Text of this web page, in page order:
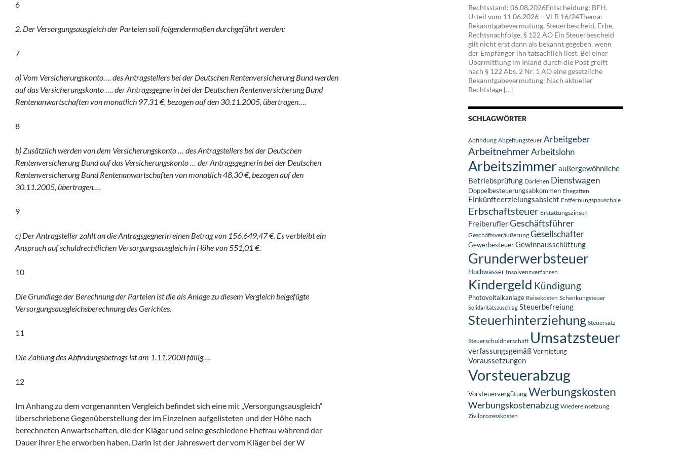
6
2. Der Versorgungsausgleich der Parteien soll folgendermaßen durchgeführt werden:
7
a) Vom Versicherungskonto…. des Antragstellers bei der Deutschen Rentenversicherung Bund werden
auf das Versicherungskonto …. der Antragsgegnerin bei der Deutschen Rentenversicherung Bund
Rentenanwartschaften von monatlich 97,31 €, bezogen auf den 30.11.2005, übertragen….
8
b) Zusätzlich werden von dem Versicherungskonto … des Antragstellers bei der Deutschen
Rentenversicherung Bund auf das Versicherungskonto … der Antragsgegnerin bei der Deutschen
Rentenversicherung Bund Rentenanwartschaften von monatlich 48,30 €, bezogen auf den
30.11.2005, übertragen….
9
c) Der Antragsteller zahlt an die Antragsgegnerin einen Betrag von 156.649,47 €. Es verbleibt ein
Anspruch auf schuldrechtlichen Versorgungsausgleich in Höhe von 551,01 €.
10
Die Grundlage der Berechnung der Parteien ist die als Anlage zu diesem Vergleich beigefügte
Versorgungsausgleichsberechnung des Gerichtes.
11
Die Zahlung des Abfindungsbetrags ist am 1.11.2008 fällig….
12
Im Anhang zu dem vorgenannten Vergleich befindet sich eine mit „Versorgungsausgleich“
überschriebene Gegenüberstellung der im Einzelnen aufgelisteten und der Höhe nach
berechneten Anwartschaften, die der Kläger und seine geschiedene Ehefrau während der
Dauer ihrer Ehe erworben haben. Darin ist der Jahreswert der vom Kläger bei der W
Rechtsstand: 06.08.2026Entscheidung: BFH,
Urteil vom 11.06.2026 – VI R 16/24Thema:
Bekanntgabevermutung, Steuerbescheid, Erbe,
Rechtsnachfolge, § 122 AO Ein Steuerbescheid
gilt nicht erst dann als bekannt gegeben, wenn
der Empfänger ihn tatsächlich liest. Bei einer
Übermittlung im Inland durch die Post greift
nach § 122 Abs. 2 Nr. 1 AO eine gesetzliche
Bekanntgabevermutung: Nach aktueller
Rechtslage […]
SCHLAGWÖRTER
Abfindung Abgeltungsteuer Arbeitgeber
ArbeitnehmerArbeitslohn
Arbeitszimmeraußergewöhnliche
Betriebsprüfung Darlehen Dienstwagen
Doppelbesteuerungsabkommen Ehegatten
Einkünfteerzielungsabsicht Entfernungspauschale
Erbschaftsteuer Erstattungszinsen
FreiberuflerGeschäftsführer
Geschäftsveräußerung Gesellschafter
GewerbesteuerGewinnausschüttung
Grunderwerbsteuer
Hochwasser Insolvenzverfahren
Kindergeld Kündigung
Photovoltaikanlage Reisekosten Schenkungsteuer
Solidaritätszuschlag Steuerbefreiung
Steuerhinterziehung Steuersatz
Steuerschuldnerschaft Umsatzsteuer
verfassungsgemäßVermietung
Voraussetzungen
Vorsteuerabzug
VorsteuervergütungWerbungskosten
Werbungskostenabzug Wiedereinsetzung
Zivilprozesskosten